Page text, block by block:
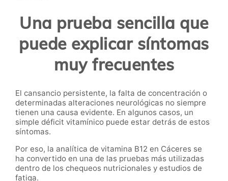
Una prueba sencilla que
puede explicar síntomas
muy frecuentes
El cansancio persistente, la falta de concentración o
determinadas alteraciones neurológicas no siempre
tienen una causa evidente. En algunos casos, un
simple déficit vitamínico puede estar detrás de estos
síntomas.
Por eso, la analítica de vitamina B12 en Cáceres se
ha convertido en una de las pruebas más utilizadas
dentro de los chequeos nutricionales y estudios de
fatiga.